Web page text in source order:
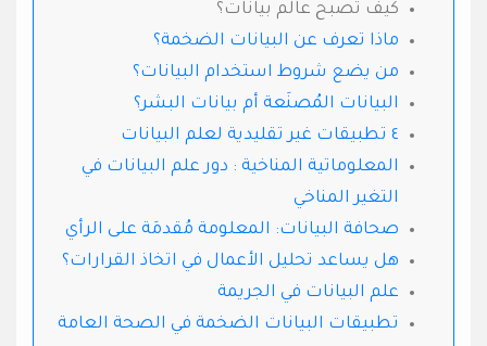
كيف تصبح عالم بيانات؟
ماذا تعرف عن البيانات الضخمة؟
من يضع شروط استخدام البيانات؟
البيانات المُصنَعة أم بيانات البشر؟
٤ تطبيقات غير تقليدية لعلم البيانات
المعلوماتية المناخية : دور علم البيانات في
التغير المناخي
صحافة البيانات: المعلومة مُقدمَة على الرأي
هل يساعد تحليل الأعمال في اتخاذ القرارات؟
علم البيانات في الجريمة
تطبيقات البيانات الضخمة في الصحة العامة